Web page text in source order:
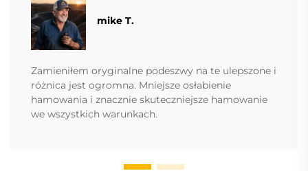
mike T.
Zamieniłem oryginalne podeszwy na te ulepszone i
różnica jest ogromna. Mniejsze osłabienie
hamowania i znacznie skuteczniejsze hamowanie
we wszystkich warunkach.